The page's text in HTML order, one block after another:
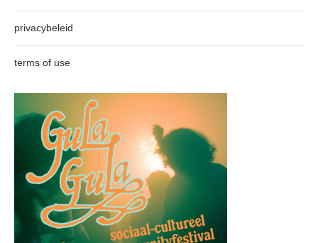
privacybeleid
terms of use